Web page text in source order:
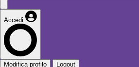
Accedi
Modifica profilo Logout